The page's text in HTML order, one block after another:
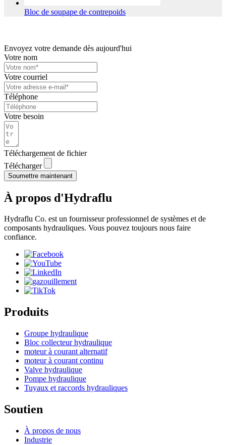
Bloc de soupape de contrepoids
Envoyez votre demande dès aujourd'hui
Votre nom
Votre courriel
Téléphone
Votre besoin
Téléchargement de fichier
Télécharger
Soumettre maintenant
À propos d'Hydraflu
Hydraflu Co. est un fournisseur professionnel de systèmes et de
composants hydrauliques. Vous pouvez toujours nous faire
confiance.
Produits
Groupe hydraulique
Bloc collecteur hydraulique
moteur à courant alternatif
moteur à courant continu
Valve hydraulique
Pompe hydraulique
Tuyaux et raccords hydrauliques
Soutien
À propos de nous
Industrie